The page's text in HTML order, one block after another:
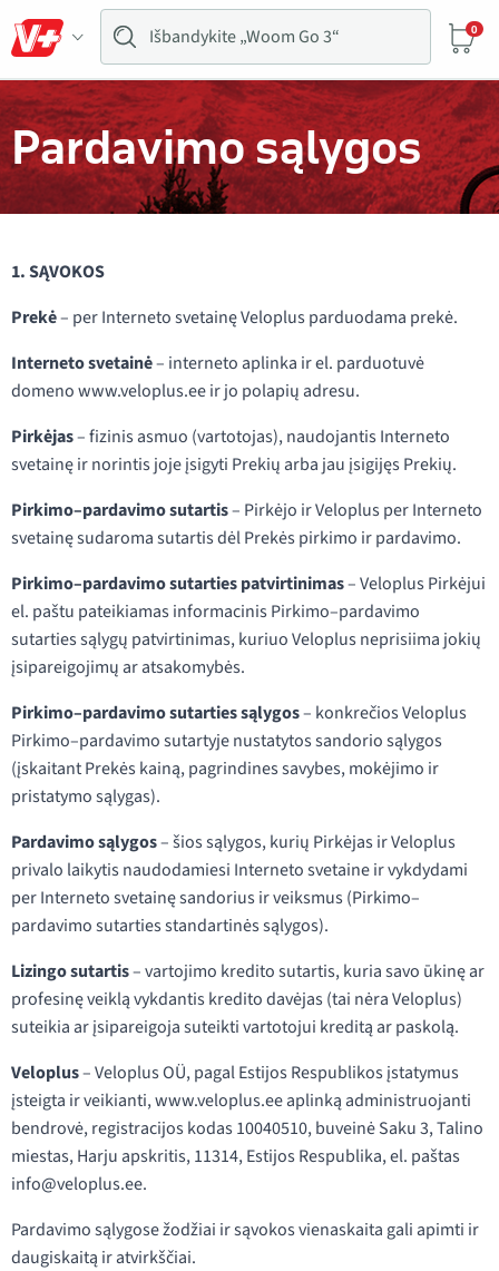
0
Pardavimo sąlygos
1. SĄVOKOS
Prekė– per Interneto svetainę Veloplus parduodama prekė.
Interneto svetainė– interneto aplinka ir el. parduotuvė
domeno www.veloplus.ee ir jo polapių adresu.
Pirkėjas– fizinis asmuo (vartotojas), naudojantis Interneto
svetainę ir norintis joje įsigyti Prekių arba jau įsigijęs Prekių.
Pirkimo–pardavimo sutartis– Pirkėjo ir Veloplus per Interneto
svetainę sudaroma sutartis dėl Prekės pirkimo ir pardavimo.
Pirkimo–pardavimo sutarties patvirtinimas– Veloplus Pirkėjui
el. paštu pateikiamas informacinis Pirkimo–pardavimo
sutarties sąlygų patvirtinimas, kuriuo Veloplus neprisiima jokių
įsipareigojimų ar atsakomybės.
Pirkimo–pardavimo sutarties sąlygos– konkrečios Veloplus
Pirkimo–pardavimo sutartyje nustatytos sandorio sąlygos
(įskaitant Prekės kainą, pagrindines savybes, mokėjimo ir
pristatymo sąlygas).
Pardavimo sąlygos– šios sąlygos, kurių Pirkėjas ir Veloplus
privalo laikytis naudodamiesi Interneto svetaine ir vykdydami
per Interneto svetainę sandorius ir veiksmus (Pirkimo–
pardavimo sutarties standartinės sąlygos).
Lizingo sutartis– vartojimo kredito sutartis, kuria savo ūkinę ar
profesinę veiklą vykdantis kredito davėjas (tai nėra Veloplus)
suteikia ar įsipareigoja suteikti vartotojui kreditą ar paskolą.
Veloplus– Veloplus OÜ, pagal Estijos Respublikos įstatymus
įsteigta ir veikianti, www.veloplus.ee aplinką administruojanti
bendrovė, registracijos kodas 10040510, buveinė Saku 3, Talino
miestas, Harju apskritis, 11314, Estijos Respublika, el. paštas
info@veloplus.ee.
Pardavimo sąlygose žodžiai ir sąvokos vienaskaita gali apimti ir
daugiskaitą ir atvirkščiai.